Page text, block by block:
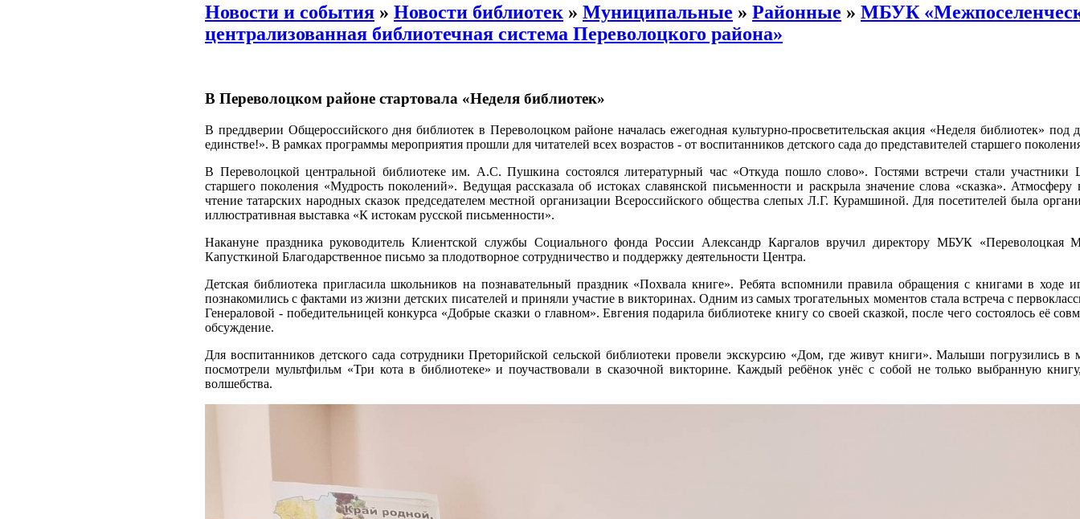
Новости и события » Новости библиотек » Муниципальные » Районные » МБУК
централизованная библиотечная система Переволоцкого района»
В Переволоцком районе стартовала «Неделя библиотек»
В преддверии Общероссийского дня библиотек в Переволоцком районе началась ежегодная культурно-просветительская акция «Неделя библиотек» под
единстве!». В рамках программы мероприятия прошли для читателей всех возрастов - от воспитанников детского сада до представителей старшего
В Переволоцкой центральной библиотеке им. А.С. Пушкина состоялся литературный час «Откуда пошло слово». Гостями встречи стали участники
старшего поколения «Мудрость поколений». Ведущая рассказала об истоках славянской письменности и раскрыла значение слова «сказка». Атмосферу
чтение татарских народных сказок председателем местной организации Всероссийского общества слепых Л.Г. Курамшиной. Для посетителей была
иллюстративная выставка «К истокам русской письменности».
Накануне праздника руководитель Клиентской службы Социального фонда России Александр Каргалов вручил директору МБУК
Капусткиной Благодарственное письмо за плодотворное сотрудничество и поддержку деятельности Центра.
Детская библиотека пригласила школьников на познавательный праздник «Похвала книге». Ребята вспомнили правила обращения с книгами в ходе
познакомились с фактами из жизни детских писателей и приняли участие в викторинах. Одним из самых трогательных моментов стала встреча с
Генераловой - победительницей конкурса «Добрые сказки о главном». Евгения подарила библиотеке книгу со своей сказкой, после чего состоялось её
обсуждение.
Для воспитанников детского сада сотрудники Преторийской сельской библиотеки провели экскурсию «Дом, где живут книги». Малыши погрузились в
посмотрели мультфильм «Три кота в библиотеке» и поучаствовали в сказочной викторине. Каждый ребёнок унёс с собой не только выбранную
волшебства.